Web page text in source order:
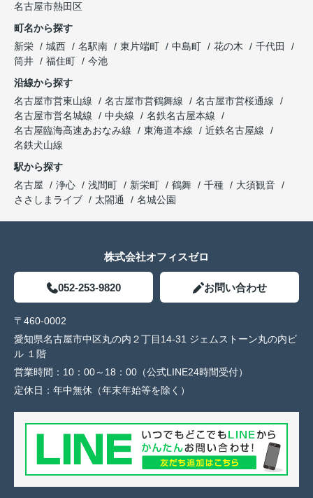
名古屋市熱田区
町名から探す
新栄
城西 名駅南 東片端町 中島町 花の木
千代田
筒井
福住町
今池
沿線から探す
名古屋市営東山線
名古屋市営鶴舞線
名古屋市営桜通線
名古屋市営名城線
中央線
名鉄名古屋本線
名古屋臨海高速あおなみ線
東海道本線
近鉄名古屋線
名鉄犬山線
駅から探す
名古屋
浄心 浅間町 新栄町 鶴舞 千種
大須観音
ささしまライブ
太閤通 名城公園
株式会社オフィスゼロ
052-253-9820 お問い合わせ
〒460-0002
愛知県名古屋市中区丸の内２丁目14-31 ジェムストーン丸の内ビ
ル １階
営業時間： 10：00～18：00（公式LINE24時間受付）
定休日： 年中無休（年末年始等を除く）